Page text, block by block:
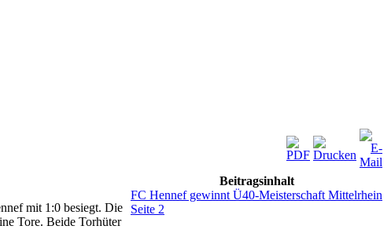
Beitragsinhalt
FC Hennef gewinnt Ü40-Meisterschaft Mittelrhein
Seite 2
mit 1:0 besiegt. Die
Tore. Beide Torhüter